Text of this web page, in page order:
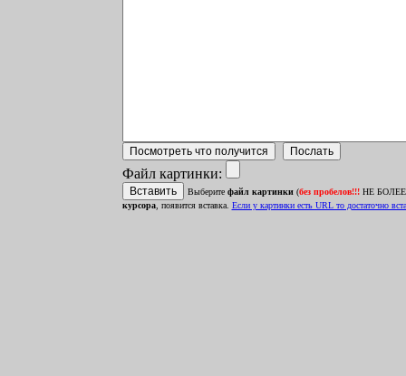
Файл картинки:
Выберите файл картинки(без пробелов!!!НЕ БОЛЕЕ
курсора, появится вставка. Ecли у картинки есть URL то достаточно